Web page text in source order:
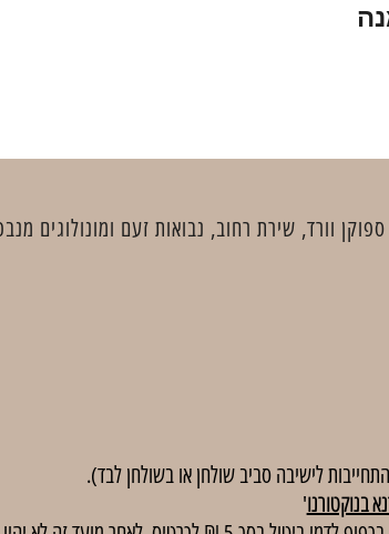
וורד, שירת רחוב, נבואות זעם ומונולוגים
לישיבה סביב שולחן או בשולחן לבד).
בנוקטורנו'